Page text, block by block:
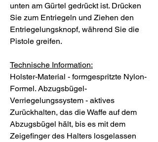
unten am Gürtel gedrückt ist. Drücken
Sie zum Entriegeln und Ziehen den
Entriegelungsknopf, während Sie die
Pistole greifen.
Technische Information:
Holster-Material - formgespritzte Nylon-
Formel. Abzugsbügel-
Verriegelungssystem - aktives
Zurückhalten, das die Waffe auf dem
Abzugsbügel hält, bis es mit dem
Zeigefinger des Halters losgelassen